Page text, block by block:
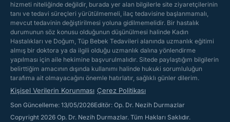
hizmeti niteliğinde değildir, burada yer alan bilgilerle site ziyaretçilerinin
tanı ve tedavi süreçleri yürütülmemeli, ilaç tedavisine başlanmamalı,
mevcut tedavinin değiştirilmesi yoluna gidilmemelidir. Bir hastalık
durumunun söz konusu olduğunun düşünülmesi halinde Kadın
Hastalıkları ve Doğum, Tüp Bebek Tedavileri alanında uzmanlık eğitimi
almış bir doktora ya da ilgili olduğu uzmanlık dalına yönlendirme
yapılması için aile hekimine başvurulmalıdır. Sitede paylaştığım bilgilerin
belirttiğim amacının dışında kullanımı halinde hukuki sorumluluğun
tarafıma ait olmayacağını önemle hatırlatır, sağlıklı günler dilerim.
Kişisel Verilerin Korunması Çerez Politikası
Son Güncelleme: 13/05/2026Editör: Op. Dr. Nezih Durmazlar
Copyright 2026 Op. Dr. Nezih Durmazlar. Tüm Hakları Saklıdır.